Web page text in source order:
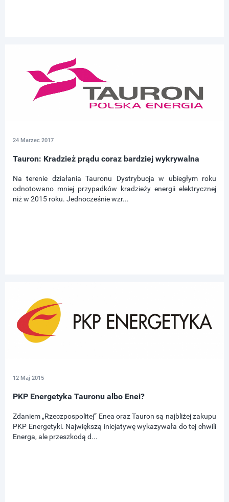
24 Marzec 2017
Tauron: Kradzież prądu coraz bardziej wykrywalna
Na terenie działania Tauronu Dystrybucja w ubiegłym roku
odnotowano mniej przypadków kradzieży energii elektrycznej
niż w 2015 roku. Jednocześnie wzr...
12 Maj 2015
PKP Energetyka Tauronu albo Enei?
Zdaniem „Rzeczpospolitej” Enea oraz Tauron są najbliżej zakupu
PKP Energetyki. Największą inicjatywę wykazywała do tej chwili
Energa, ale przeszkodą d...